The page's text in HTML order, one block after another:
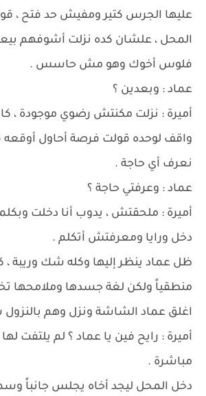
عليها الجرس كتير ومفيش حد فتح ،
المحل ، علشان كده نزلت أشوفهم
فلوس أخوك وهو مش حاسس .
عماد : وبعدين ؟
أميرة : نزلت مكنتش رضوي موجودة
واقف لوحده قولت فرصة أحاول أوقعه
نعرف أي حاجة .
عماد : وعرفتي حاجة ؟
أميرة : ملحقتش ، يدوب أنا دخلت
دخل ورايا ومعرفتش أتكلم .
ظل عماد ينظر إليها وكله شك وريبة ،
منطقياً ولكن لغة جسدها وملامحها
اغلق عماد الشاشة ونزل وهم بالنزول
أميرة : رايح فين يا عماد ؟ لم يلتفت
مباشرة .
دخل المحل ليجد أخاه يجلس جانباً